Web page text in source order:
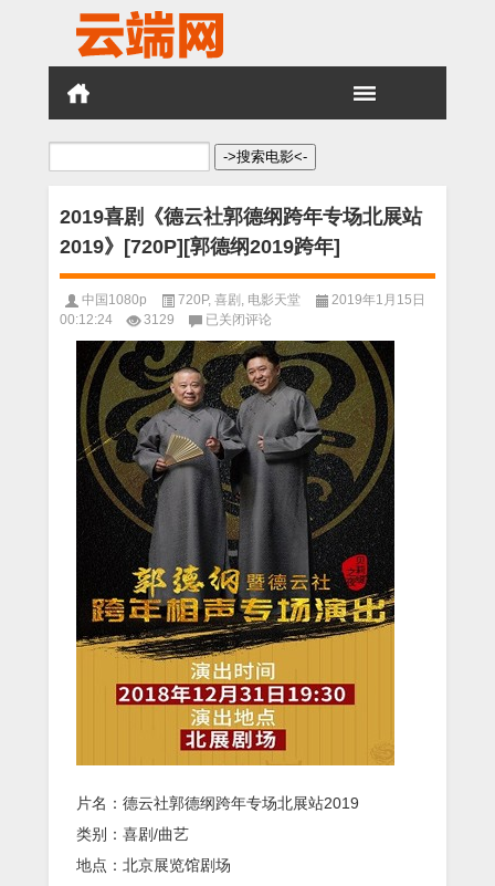
搜
2019喜剧《德云社郭德纲跨年专场北展站
2019》[720P][郭德纲2019跨年]
中国1080p 720P, 喜剧 电影天堂
2019年1月15日
00:12:24
3129
2019
喜
剧
《德
云
社
郭
德
纲
跨
年
北
展
站
2019》
[720P]
[郭
德
纲
2019
跨
已关闭评论
片名：德云社郭德纲跨年专场北展站2019
类别：喜剧/曲艺
地点：北京展览馆剧场